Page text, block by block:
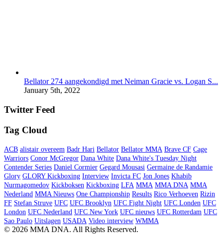
Bellator 274 aangekondigd met Neiman Gracie vs. Logan S...
January 5th, 2022
Twitter Feed
Tag Cloud
ACB alistair overeem Badr Hari Bellator Bellator MMA Brave CF Cage
Warriors Conor McGregor Dana White Dana White's Tuesday Night
Contender Series Daniel Cormier Gegard Mousasi Germaine de Randamie
Glory GLORY Kickboxing Interview Invicta FC Jon Jones Khabib
Nurmagomedov Kickboksen Kickboxing LFA MMA MMA DNA MMA
Nederland MMA Nieuws One Championship Results Rico Verhoeven Rizin
FF Stefan Struve UFC UFC Brooklyn UFC Fight Night UFC Londen UFC
London UFC Nederland UFC New York UFC nieuws UFC Rotterdam UFC
Sao Paulo Uitslagen USADA Video interview WMMA
© 2026 MMA DNA. All Rights Reserved.